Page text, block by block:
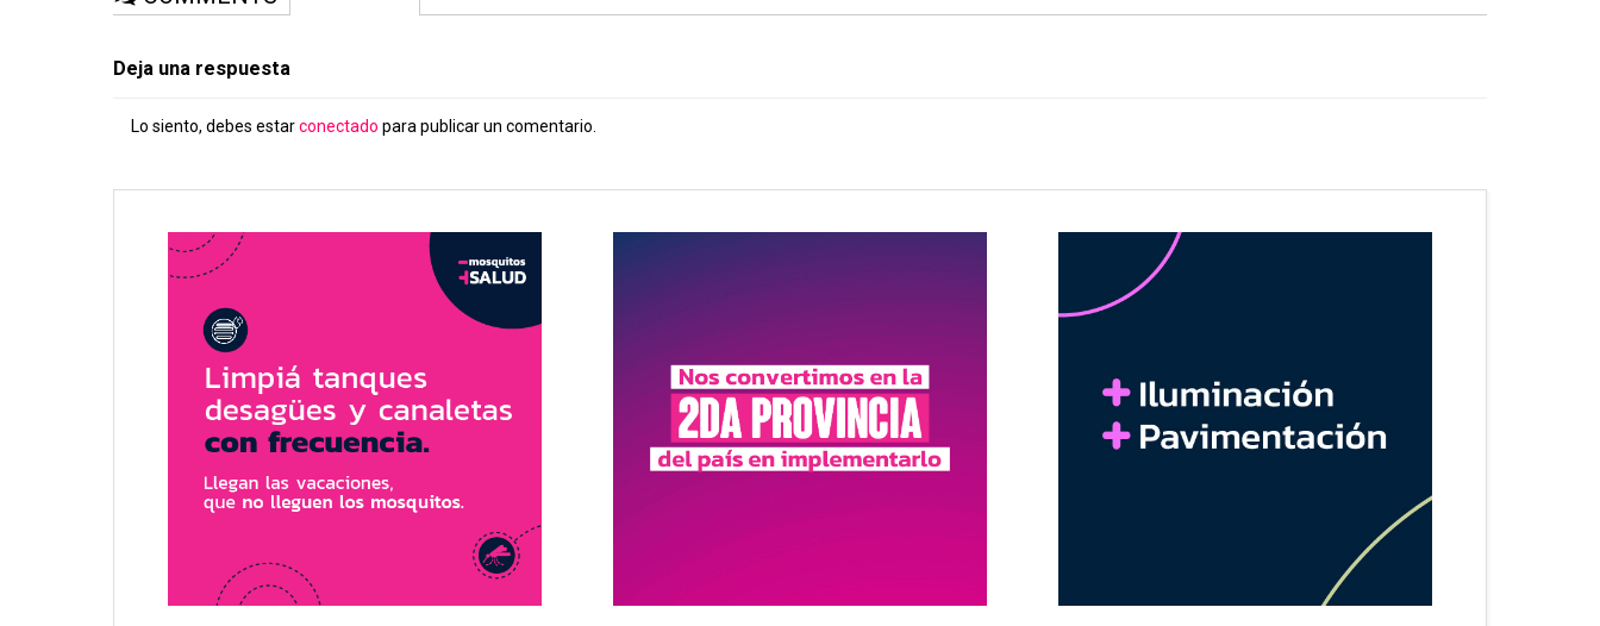
Deja una respuesta
Lo siento, debes estarconectado para publicar un comentario.